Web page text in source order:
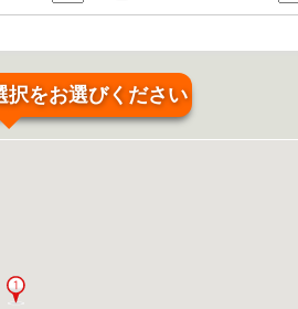
をお選びください